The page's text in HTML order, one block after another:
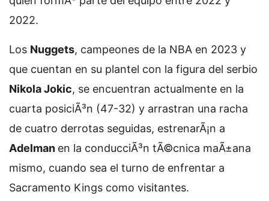
2022.
Los Nuggets, campeones de la NBA en 2023 y
que cuentan en su plantel con la figura del serbio
Nikola Jokic, se encuentran actualmente en la
cuarta posiciÃ³n (47-32) y arrastran una racha
de cuatro derrotas seguidas, estrenarÃ¡n a
Adelman en la conducciÃ³n tÃ©cnica maÃ±ana
mismo, cuando sea el turno de enfrentar a
Sacramento Kings como visitantes.